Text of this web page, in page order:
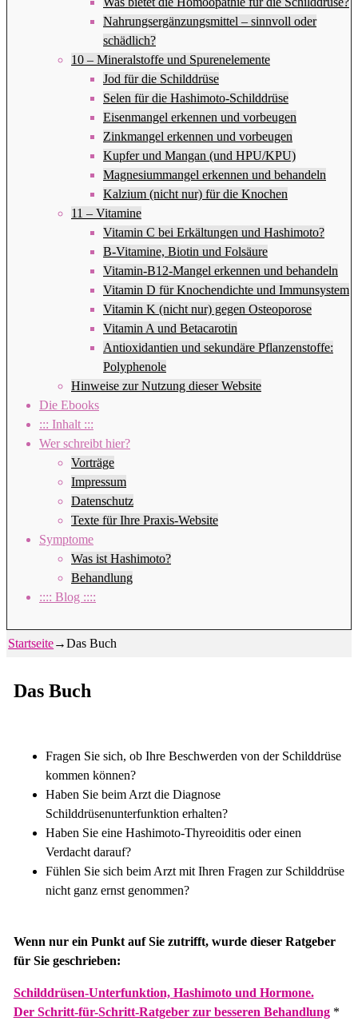
Nahrungsergänzungsmittel – sinnvoll oder
schädlich?
10 – Mineralstoffe und Spurenelemente
Jod für die Schilddrüse
Selen für die Hashimoto-Schilddrüse
Eisenmangel erkennen und vorbeugen
Zinkmangel erkennen und vorbeugen
Kupfer und Mangan (und HPU/KPU)
Magnesiummangel erkennen und behandeln
Kalzium (nicht nur) für die Knochen
11 – Vitamine
Vitamin C bei Erkältungen und Hashimoto?
B-Vitamine, Biotin und Folsäure
Vitamin-B12-Mangel erkennen und behandeln
Vitamin D für Knochendichte und Immunsystem
Vitamin K (nicht nur) gegen Osteoporose
Vitamin A und Betacarotin
Antioxidantien und sekundäre Pflanzenstoffe:
Polyphenole
Hinweise zur Nutzung dieser Website
Die Ebooks
::: Inhalt :::
Wer schreibt hier?
Vorträge
Impressum
Datenschutz
Texte für Ihre Praxis-Website
Symptome
Was ist Hashimoto?
Behandlung
:::: Blog ::::
Startseite→Das Buch
Das Buch
Fragen Sie sich, ob Ihre Beschwerden von der Schilddrüse
kommen können?
Haben Sie beim Arzt die Diagnose
Schilddrüsenunterfunktion erhalten?
Haben Sie eine Hashimoto-Thyreoiditis oder einen
Verdacht darauf?
Fühlen Sie sich beim Arzt mit Ihren Fragen zur Schilddrüse
nicht ganz ernst genommen?
Wenn nur ein Punkt auf Sie zutrifft, wurde dieser Ratgeber
für Sie geschrieben:
Schilddrüsen-Unterfunktion, Hashimoto und Hormone.
Der Schritt-für-Schritt-Ratgeber zur besseren Behandlung*